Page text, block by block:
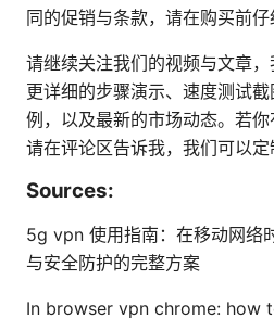
同的促销与条款，请在购买前仔
请继续关注我们的视频与文章
更详细的步骤演示、速度测试
例，以及最新的市场动态。若你
请在评论区告诉我，我们可以定
Sources:
5g vpn 使用指南：在移动网络
与安全防护的完整方案
In browser vpn chrome: how